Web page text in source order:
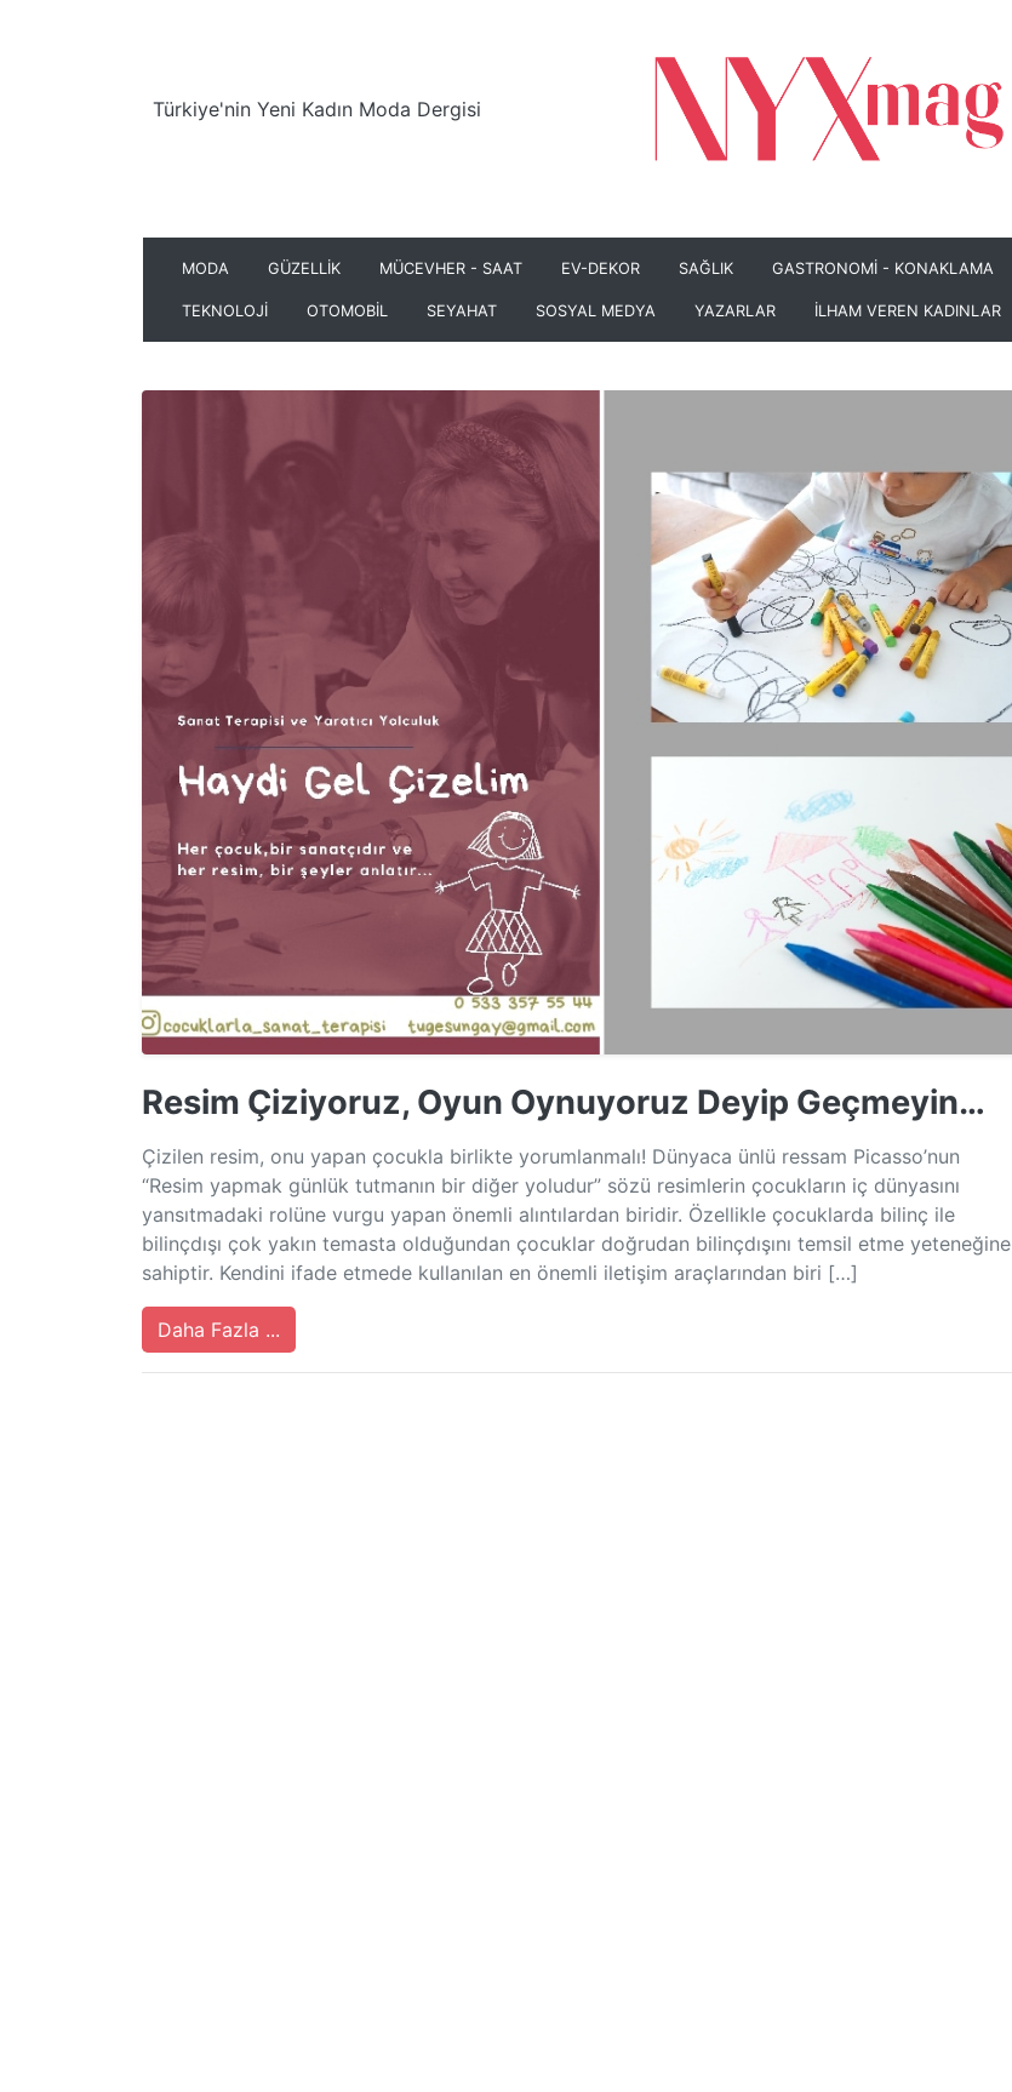
Türkiye'nin Yeni Kadın Moda Dergisi
MODA GÜZELLİK MÜCEVHER - SAAT EV-DEKOR SAĞLIK GASTRONOMİ - KONAKLAMA
TEKNOLOJİ OTOMOBİL SEYAHAT SOSYAL MEDYA YAZARLAR İLHAM VEREN KADINLAR
Resim Çiziyoruz, Oyun Oynuyoruz Deyip Geçmeyin…
Çizilen resim, onu yapan çocukla birlikte yorumlanmalı! Dünyaca ünlü ressam Picasso’nun
“Resim yapmak günlük tutmanın bir diğer yoludur” sözü resimlerin çocukların iç dünyasını
yansıtmadaki rolüne vurgu yapan önemli alıntılardan biridir. Özellikle çocuklarda bilinç ile
bilinçdışı çok yakın temasta olduğundan çocuklar doğrudan bilinçdışını temsil etme yeteneğine
sahiptir. Kendini ifade etmede kullanılan en önemli iletişim araçlarından biri […]
Daha Fazla ...